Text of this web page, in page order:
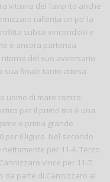
vittoria del favorito anche
rallenta un po’ la
subito vincendolo e
e ancora partenza
del suo avversario
sua finale tanto attesa.
uomo di mare contro
per il primo ma è una
e prima grande
per il ligure. Nel secondo
per 11-4. Terzo
vince per 11-7.
da parte di Cannizzaro al